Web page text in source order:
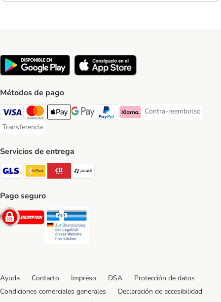
Métodos de pago
Visa Payment Method
Mastercard Payment Method
Apple Pay Payment Method
Google Pay Payment Method
PayPal Payment Method
Klarna Payment Method
Contra-reembolso
Contra-reembolso
Transferencia
Transferencia Payment Method
Servicios de entrega
GLS Shipping Method
InPost Shipping Method
CTTExpress Shipping Method
paack Shipping Method
Pago seguro
Security
Ayuda Contacto Impreso DSA
Protección de datos
Condiciones comerciales generales
Declaración de accesibilidad